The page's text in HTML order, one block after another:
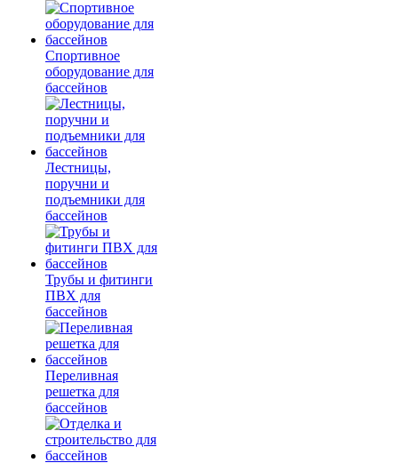
Спортивное
оборудование для
бассейнов
Лестницы,
поручни и
подъемники для
бассейнов
Трубы и фитинги
ПВХ для
бассейнов
Переливная
решетка для
бассейнов